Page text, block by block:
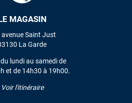
MAGASIN
avenue Saint Just
La Garde
lundi au samedi de
et de 14h30 à 19h00.
Voir l'itinéraire
TOUS LES AVIS
UN AVIS